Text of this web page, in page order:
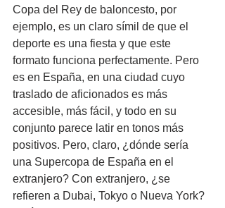
Copa del Rey de baloncesto, por
ejemplo, es un claro símil de que el
deporte es una fiesta y que este
formato funciona perfectamente. Pero
es en España, en una ciudad cuyo
traslado de aficionados es más
accesible, más fácil, y todo en su
conjunto parece latir en tonos más
positivos. Pero, claro, ¿dónde sería
una Supercopa de España en el
extranjero? Con extranjero, ¿se
refieren a Dubai, Tokyo o Nueva York?